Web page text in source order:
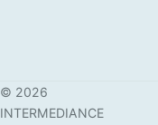
© 2026
INTERMEDIANCE